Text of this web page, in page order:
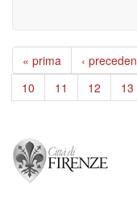
« prima ‹
10
11 12 13